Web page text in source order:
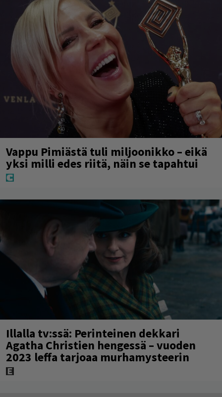
Vappu Pimiästä tuli miljoonikko – eikä
yksi milli edes riitä, näin se tapahtui
Illalla tv:ssä: Perinteinen dekkari
Agatha Christien hengessä – vuoden
2023 leffa tarjoaa murhamysteerin